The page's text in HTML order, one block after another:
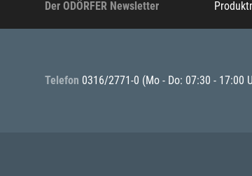
Der ODÖRFER Newsletter
Telefon 0316/2771-0 (Mo - Do: 07:30 - 17:00